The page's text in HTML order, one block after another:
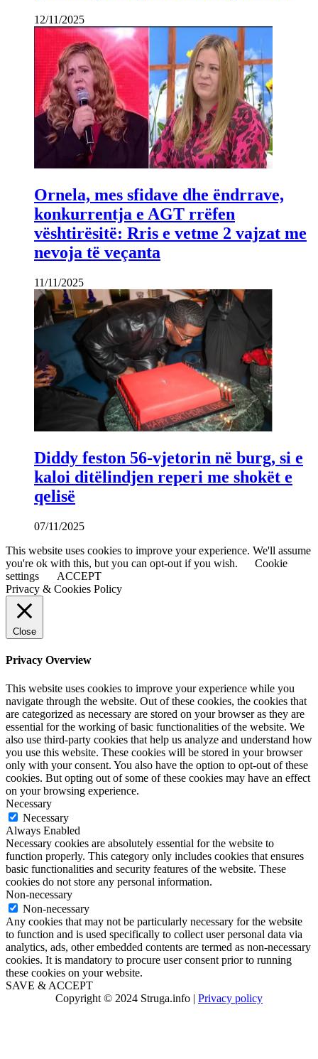
12/11/2025
Ornela, mes sfidave dhe ëndrrave,
konkurrentja e AGT rrëfen
vështirësitë: Rris e vetme 2 vajzat me
nevoja të veçanta
11/11/2025
Diddy feston 56-vjetorin në burg, si e
kaloi ditëlindjen reperi me shokët e
qelisë
07/11/2025
This website uses cookies to improve your experience. We'll assume
you're ok with this, but you can opt-out if you wish.
Cookie
settings
ACCEPT
Privacy & Cookies Policy
Close
Privacy Overview
This website uses cookies to improve your experience while you
navigate through the website. Out of these cookies, the cookies that
are categorized as necessary are stored on your browser as they are
essential for the working of basic functionalities of the website. We
also use third-party cookies that help us analyze and understand how
you use this website. These cookies will be stored in your browser
only with your consent. You also have the option to opt-out of these
cookies. But opting out of some of these cookies may have an effect
on your browsing experience.
Necessary
Necessary
Always Enabled
Necessary cookies are absolutely essential for the website to
function properly. This category only includes cookies that ensures
basic functionalities and security features of the website. These
cookies do not store any personal information.
Non-necessary
Non-necessary
Any cookies that may not be particularly necessary for the website
to function and is used specifically to collect user personal data via
analytics, ads, other embedded contents are termed as non-necessary
cookies. It is mandatory to procure user consent prior to running
these cookies on your website.
SAVE & ACCEPT
Copyright © 2024 Struga.info | Privacy policy